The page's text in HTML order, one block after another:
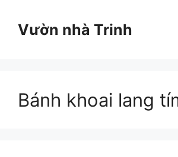
Vườn nhà Trinh
Bánh khoai lang